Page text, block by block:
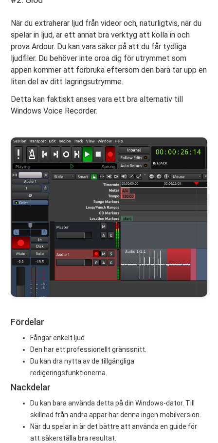
När du extraherar ljud från videor och, naturligtvis, när du
spelar in ljud, är ett annat bra verktyg att kolla in och
prova Ardour. Du kan vara säker på att du får tydliga
ljudfiler. Du behöver inte oroa dig för utrymmet som
appen kommer att förbruka eftersom den bara tar upp en
liten del av ditt lagringsutrymme.
Detta kan faktiskt anses vara ett bra alternativ till
Windows Voice Recorder.
Fördelar
Fångar enkelt ljud
Den har ett professionellt gränssnitt.
Du kan dra nytta av de tillgängliga
redigeringsfunktionerna.
Nackdelar
Du kan bara använda detta på din Windows-dator. Till
skillnad från andra appar har denna ingen mobilversion.
När du spelar in är det bättre att använda en guide för
att säkerställa bra resultat.